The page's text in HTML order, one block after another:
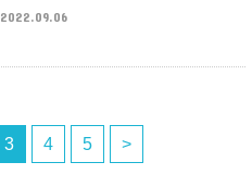
2022.09.06
3 4 5 >